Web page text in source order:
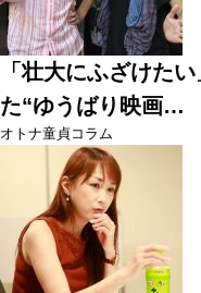
「壮大にふざけた
た“ゆうばり映画…
オトナ童貞コラム